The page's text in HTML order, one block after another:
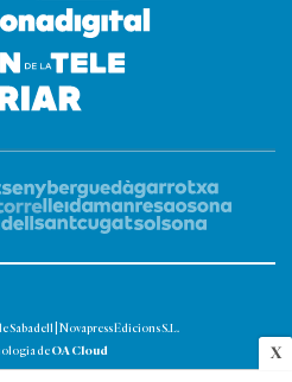
X
| Novapress Edicions S.L.
de OA Cloud